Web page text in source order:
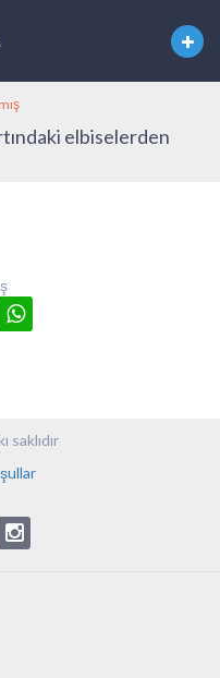
elbiselerden
saklıdır